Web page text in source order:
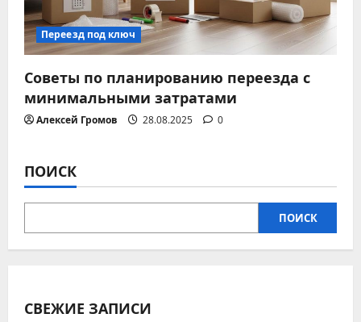
Переезд под ключ
Советы по планированию переезда с
минимальными затратами
Алексей Громов 28.08.2025 0
ПОИСК
ПОИСК
СВЕЖИЕ ЗАПИСИ